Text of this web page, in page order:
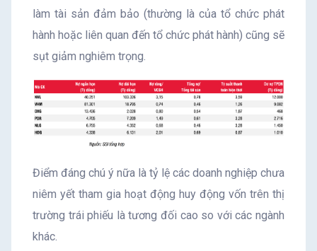
làm tài sản đảm bảo (thường là của tổ chức phát
hành hoặc liên quan đến tổ chức phát hành) cũng sẽ
sụt giảm nghiêm trọng.
Điểm đáng chú ý nữa là tỷ lệ các doanh nghiệp chưa
niêm yết tham gia hoạt động huy động vốn trên thị
trường trái phiếu là tương đối cao so với các ngành
khác.